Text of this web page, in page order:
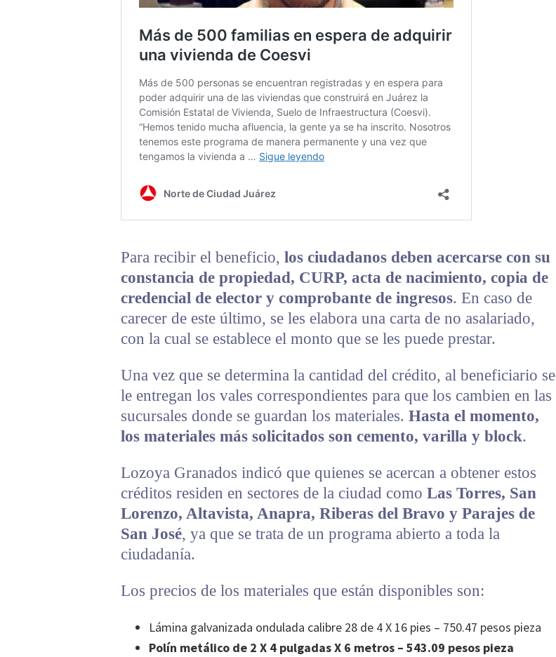
Para recibir el beneficio, los ciudadanos deben acercarse con su
constancia de propiedad, CURP, acta de nacimiento, copia de
credencial de elector y comprobante de ingresos. En caso de
carecer de este último, se les elabora una carta de no asalariado,
con la cual se establece el monto que se les puede prestar.
Una vez que se determina la cantidad del crédito, al beneficiario se
le entregan los vales correspondientes para que los cambien en las
sucursales donde se guardan los materiales. Hasta el momento,
los materiales más solicitados son cemento, varilla y block.
Lozoya Granados indicó que quienes se acercan a obtener estos
créditos residen en sectores de la ciudad como Las Torres, San
Lorenzo, Altavista, Anapra, Riberas del Bravo y Parajes de
San José, ya que se trata de un programa abierto a toda la
ciudadanía.
Los precios de los materiales que están disponibles son:
Lámina galvanizada ondulada calibre 28 de 4 X 16 pies – 750.47 pesos pieza
Polín metálico de 2 X 4 pulgadas X 6 metros – 543.09 pesos pieza